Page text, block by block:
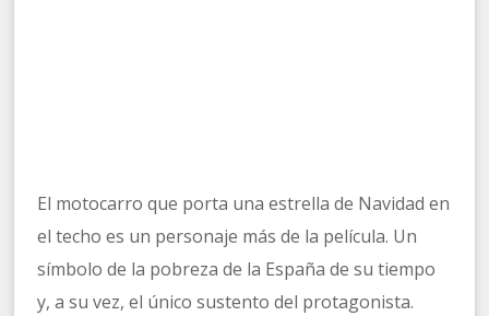
El motocarro que porta una estrella de Navidad en
el techo es un personaje más de la película. Un
símbolo de la pobreza de la España de su tiempo
y, a su vez, el único sustento del protagonista.